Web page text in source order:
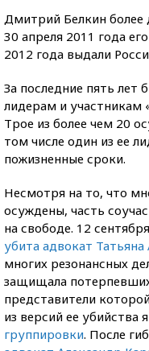
Дмитрий Белкин более
30 апреля 2011 года
2012 года выдали
За последние пять лет
лидерам и участникам
Трое из более чем 20
том числе один из ее
пожизненные сроки.
Несмотря на то, что
осуждены, часть
на свободе. 12
убита адвокат
многих резонансных
защищала
представители
из версий ее убийства
группировки. После